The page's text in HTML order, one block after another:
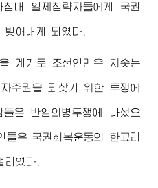
내 일제침략자들에게 국권
어내게 되였다.
계기로 조선인민은 치솟는
주권을 되찾기 위한 투쟁에
은 반일의병투쟁에 나섰으
은 국권회복운동의 한고리
였다.